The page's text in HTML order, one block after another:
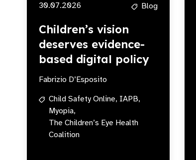
30.07.2026 Blog
Children’s vision
deserves evidence-
based digital policy
Fabrizio D’Esposito
Child Safety Online, IAPB,
Myopia,
The Children’s Eye Health
Coalition